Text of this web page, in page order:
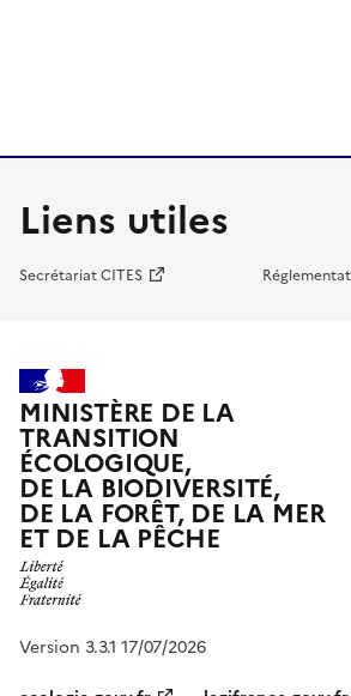
Liens utiles
Secrétariat CITES
MINISTÈRE DE LA
TRANSITION
ÉCOLOGIQUE,
DE LA BIODIVERSITÉ,
DE LA FORÊT, DE LA MER
ET DE LA PÊCHE
Version 3.3.1 17/07/2026